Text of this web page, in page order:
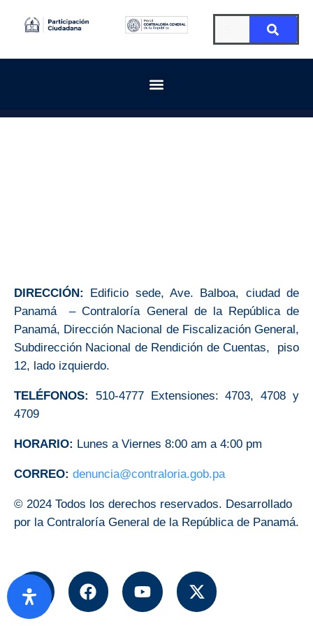
DIRECCIÓN:
Edificio sede, Ave. Balboa, ciudad de
Panamá – Contraloría General de la República de
Panamá, Dirección Nacional de Fiscalización General,
Subdirección Nacional de Rendición de Cuentas, piso
12, lado izquierdo.
TELÉFONOS: 510-4777 Extensiones: 4703, 4708 y
4709
HORARIO: Lunes a Viernes 8:00 am a 4:00 pm
CORREO: denuncia@contraloria.gob.pa
© 2024 Todos los derechos reservados. Desarrollado
por la Contraloría General de la República de Panamá.